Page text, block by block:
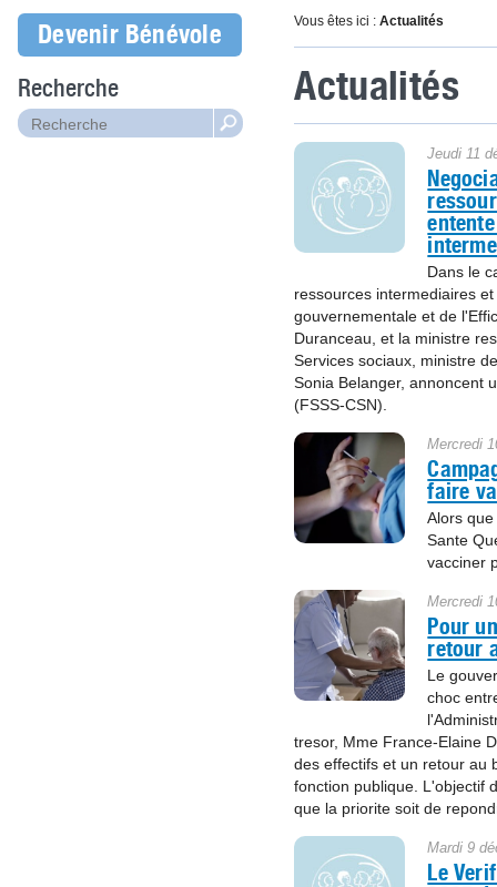
Devenir Bénévole
Recherche
Vous êtes ici :Actualités
Actualités
Jeudi 11
Dans le
ressources intermediaires
gouvernementale et de
Duranceau, et la ministre
Services sociaux, ministre
Sonia Belanger, annoncent
(FSSS-CSN).
Mercredi
faire
Alors
Sante
vacciner
Mercredi
Pour
retour
Le
choc
tresor, Mme France-Elaine
des effectifs et un retour au
fonction publique. L'objectif
que la priorite soit de
Mardi 9
Le